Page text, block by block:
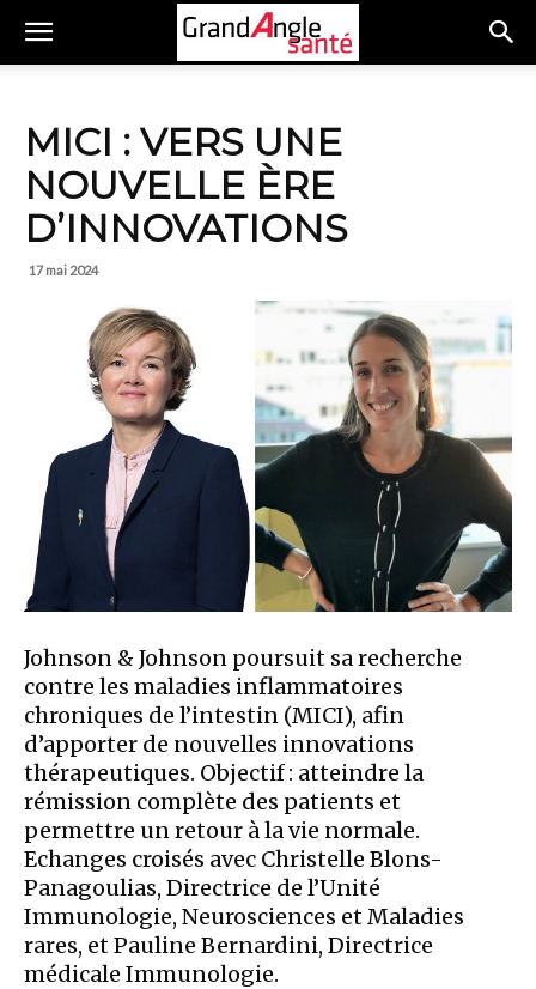
MICI : VERS UNE
NOUVELLE ÈRE
D’INNOVATIONS
17 mai 2024
Johnson & Johnson poursuit sa recherche
contre les maladies inflammatoires
chroniques de l’intestin (MICI), afin
d’apporter de nouvelles innovations
thérapeutiques. Objectif : atteindre la
rémission complète des patients et
permettre un retour à la vie normale.
Echanges croisés avec Christelle Blons-
Panagoulias, Directrice de l’Unité
Immunologie, Neurosciences et Maladies
rares, et Pauline Bernardini, Directrice
médicale Immunologie.